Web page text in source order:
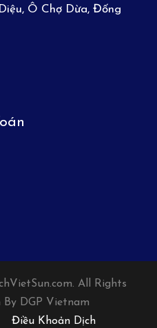
Ô Chợ Dừa, Đống
All Rights
By DGP Vietnam
Điều Khoản Dịch